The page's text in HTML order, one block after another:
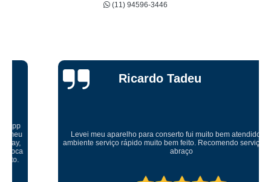
(11) 94596-3446
Ricardo Tadeu
Levei meu aparelho para conserto fui muito bem atendido um ótimo
ambiente serviço rápido muito bem feito. Recomendo serviço muito bom